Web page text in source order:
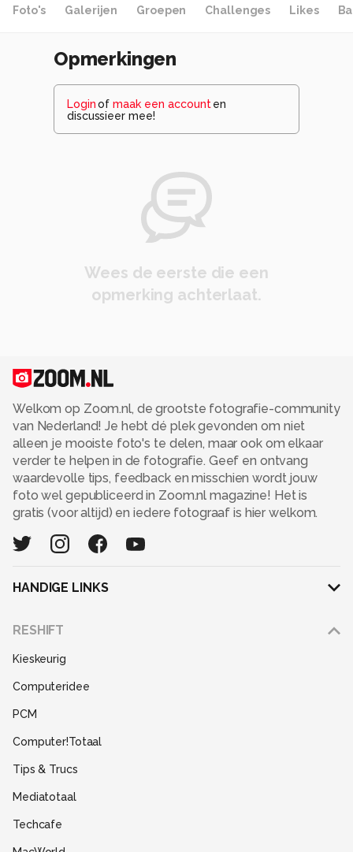
Foto's Galerijen Groepen Challenges Likes
Opmerkingen
Loginof maak een account en
discussieer mee!
Wees de eerste die een
opmerking achterlaat.
Welkom op Zoom.nl, de grootste fotografie-community
van Nederland! Je hebt dé plek gevonden om niet
alleen je mooiste foto's te delen, maar ook om elkaar
verder te helpen in de fotografie. Geef en ontvang
waardevolle tips, feedback en misschien wordt jouw
foto wel gepubliceerd in Zoom.nl magazine! Het is
gratis (voor altijd) en iedere fotograaf is hier welkom.
HANDIGE LINKS
RESHIFT
Kieskeurig
Computeridee
PCM
Computer!Totaal
Tips & Trucs
Mediatotaal
Techcafe